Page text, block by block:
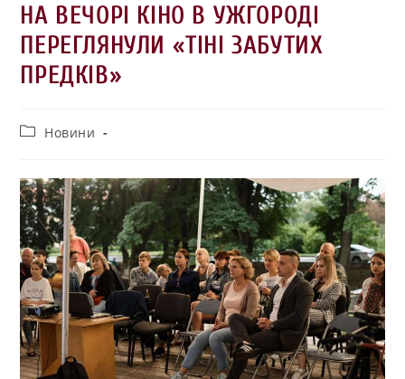
НА ВЕЧОРІ КІНО В УЖГОРОДІ
ПЕРЕГЛЯНУЛИ «ТІНІ ЗАБУТИХ
ПРЕДКІВ»
Новини